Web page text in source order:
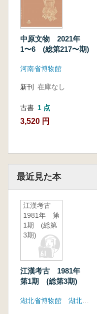
中原文物 2021年
1〜6 (総第217〜期)
河南省博物館
新刊 在庫なし
古書 1 点
3,520 円
最近見た本
江漢考古
1981年 第
1期 (総第
3期)
江漢考古 1981年
第1期 (総第3期)
湖北省博物館 湖北省考古学会